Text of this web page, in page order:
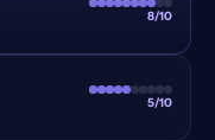
8/10
5/10